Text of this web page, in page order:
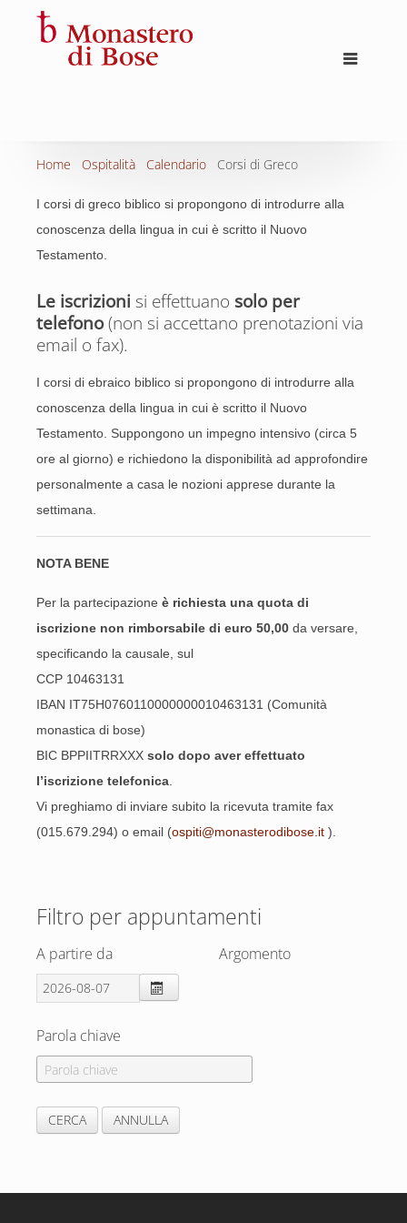
Home Ospitalità Calendario Corsi di Greco
I corsi di greco biblico si propongono di introdurre alla
conoscenza della lingua in cui è scritto il Nuovo
Testamento.
Le iscrizioni si effettuano solo per
telefono(non si accettano prenotazioni via
email o fax).
I corsi di ebraico biblico si propongono di introdurre alla
conoscenza della lingua in cui è scritto il Nuovo
Testamento. Suppongono un impegno intensivo (circa 5
ore al giorno) e richiedono la disponibilità ad approfondire
personalmente a casa le nozioni apprese durante la
settimana.
NOTA BENE
Per la partecipazione è richiesta una quota di
iscrizione non rimborsabile di euro 50,00 da versare,
specificando la causale, sul
CCP 10463131
IBAN IT75H0760110000000010463131 (Comunità
monastica di bose)
BIC BPPIITRRXXX solo dopo aver effettuato
l’iscrizione telefonica
Vi preghiamo di inviare subito la ricevuta tramite fax
(015.679.294) o email (ospiti@monasterodibose.it ).
Filtro per appuntamenti
A partire da Argomento
Parola chiave